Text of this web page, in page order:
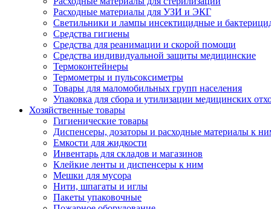
Расходные материалы для УЗИ и ЭКГ
Светильники и лампы инсектицидные и
Средства гигиены
Средства для реанимации и скорой помощи
Средства индивидуальной защиты медицинские
Термоконтейнеры
Термометры и пульсоксиметры
Товары для маломобильных групп населения
Упаковка для сбора и утилизации медицинских
Хозяйственные товары
Гигиенические товары
Диспенсеры, дозаторы и расходные материалы к
Емкости для жидкости
Инвентарь для складов и магазинов
Клейкие ленты и диспенсеры к ним
Мешки для мусора
Нити, шпагаты и иглы
Пакеты упаковочные